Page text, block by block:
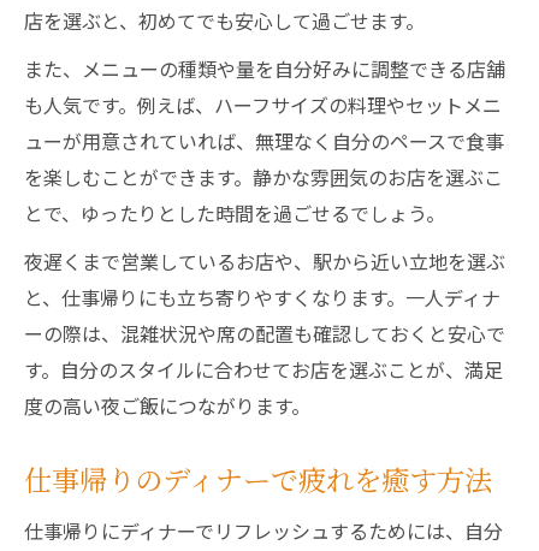
店を選ぶと、初めてでも安心して過ごせます。
また、メニューの種類や量を自分好みに調整できる店舗
も人気です。例えば、ハーフサイズの料理やセットメニ
ューが用意されていれば、無理なく自分のペースで食事
を楽しむことができます。静かな雰囲気のお店を選ぶこ
とで、ゆったりとした時間を過ごせるでしょう。
夜遅くまで営業しているお店や、駅から近い立地を選ぶ
と、仕事帰りにも立ち寄りやすくなります。一人ディナ
ーの際は、混雑状況や席の配置も確認しておくと安心で
す。自分のスタイルに合わせてお店を選ぶことが、満足
度の高い夜ご飯につながります。
仕事帰りのディナーで疲れを癒す方法
仕事帰りにディナーでリフレッシュするためには、自分